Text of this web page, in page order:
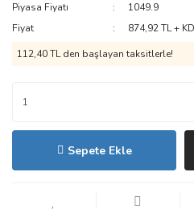
Piyasa Fiyatı
1049.9
Fiyat
874,92 TL +
112,40 TL den başlayan taksitlerle!
Sepete Ekle